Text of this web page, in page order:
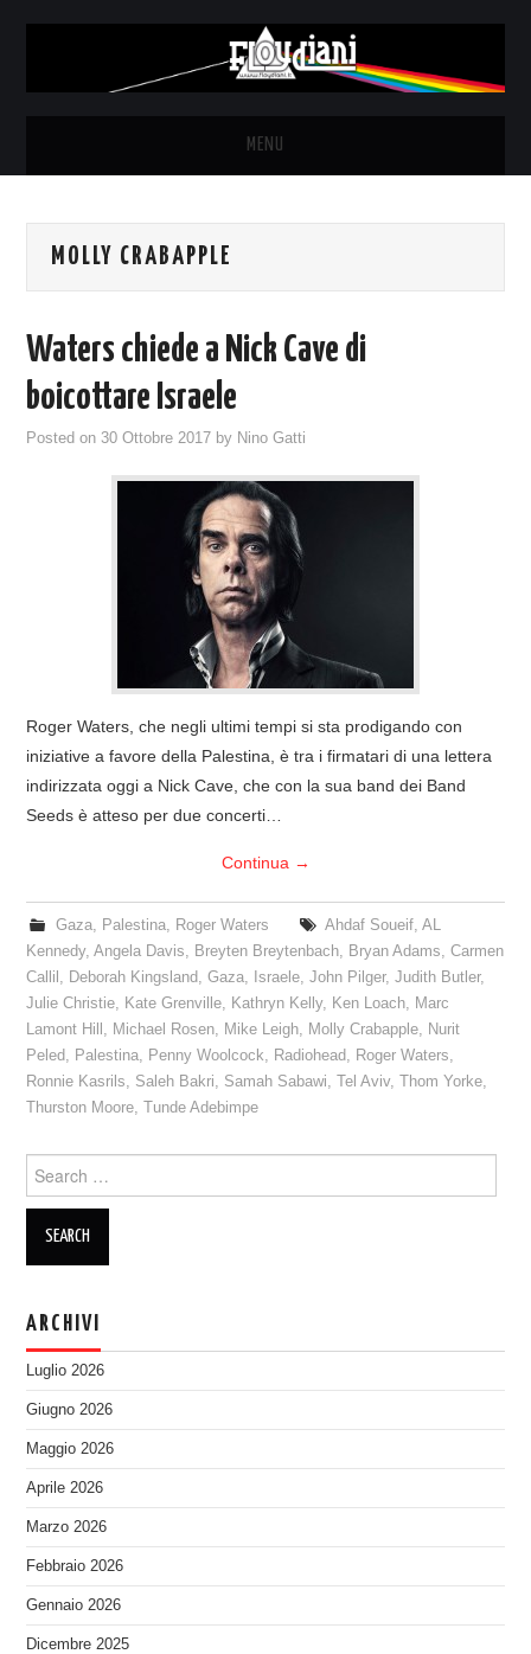
MENU
NEWS
SYD BARRETT – ALLE SOGLIE
DELL’ALBA
DISCOGRAFIA
LINKS
CONTATTI
PINKFLOYDIANE
POLICY/COOKIES
MOLLY CRABAPPLE
Waters chiede a Nick Cave di
boicottare Israele
Posted on 30 Ottobre 2017 by Nino Gatti
Roger Waters, che negli ultimi tempi si sta prodigando con
iniziative a favore della Palestina, è tra i firmatari di una lettera
indirizzata oggi a Nick Cave, che con la sua band dei Band
Seeds è atteso per due concerti…
Continua →
Gaza, Palestina, Roger Waters Ahdaf Soueif, AL
Kennedy,Angela Davis, Breyten Breytenbach, Bryan Adams,Carmen
Callil , Deborah Kingsland,Gaza, Israele,John Pilger,Judith Butler,
Julie Christie, Kate Grenville, Kathryn Kelly, Ken Loach, Marc
Lamont Hill , Michael Rosen, Mike Leigh, Molly Crabapple, Nurit
Peled, Palestina, Penny Woolcock, Radiohead, Roger Waters,
Ronnie Kasrils, Saleh Bakri, Samah Sabawi,Tel Aviv,Thom Yorke,
Thurston Moore,Tunde Adebimpe
for:
ARCHIVI
Luglio 2026
Giugno 2026
Maggio 2026
Aprile 2026
Marzo 2026
Febbraio 2026
Gennaio 2026
Dicembre 2025